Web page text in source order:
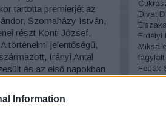
Information
tartotta premierjét az
Szomaházy István,
részt Konti József,
történelmi jelentőségű,
Irányi Antal
és az első napokban
hogy három nap teltház
Sajnos azonban a
Divat
Erdélyi
Miksa
fagylalt
Fedák
József